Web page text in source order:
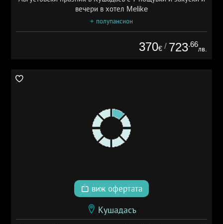
вечери в хотел Melike
+ полупансион
370€ / 723.66
лв.
виж офертата
Кушадасъ